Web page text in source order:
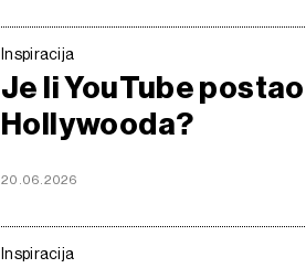
Inspiracija
Je li YouTube
Hollywooda?
20.06.2026
Inspiracija